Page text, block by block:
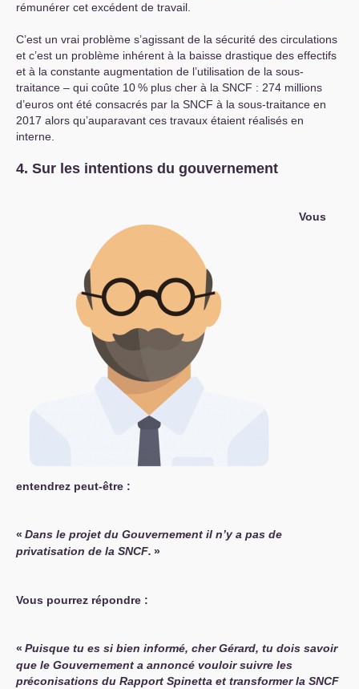
rémunérer cet excédent de travail.
C’est un vrai problème s’agissant de la sécurité des circulations
et c’est un problème inhérent à la baisse drastique des effectifs
et à la constante augmentation de l’utilisation de la sous-
traitance – qui coûte 10% plus cher à la SNCF : 274 millions
d’euros ont été consacrés par la SNCF à la sous-traitance en
2017 alors qu’auparavant ces travaux étaient réalisés en
interne.
4. Sur les intentions du gouvernement
Vous
entendrez peut-être :
« Dans le projet du Gouvernement il n’y a pas de
privatisation de la SNCF. »
Vous pourrez répondre :
« Puisque tu es si bien informé, cher Gérard, tu dois savoir
que le Gouvernement a annoncé vouloir suivre les
préconisations du Rapport Spinetta et transformer la SNCF